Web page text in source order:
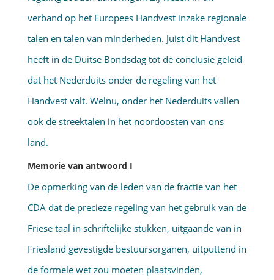
verband op het Europees Handvest inzake regionale
talen en talen van minderheden. Juist dit Handvest
heeft in de Duitse Bondsdag tot de conclusie geleid
dat het Nederduits onder de regeling van het
Handvest valt. Welnu, onder het Nederduits vallen
ook de streektalen in het noordoosten van ons
land.
Memorie van antwoord I
De opmerking van de leden van de fractie van het
CDA dat de precieze regeling van het gebruik van de
Friese taal in schriftelijke stukken, uitgaande van in
Friesland gevestigde bestuursorganen, uitputtend in
de formele wet zou moeten plaatsvinden,